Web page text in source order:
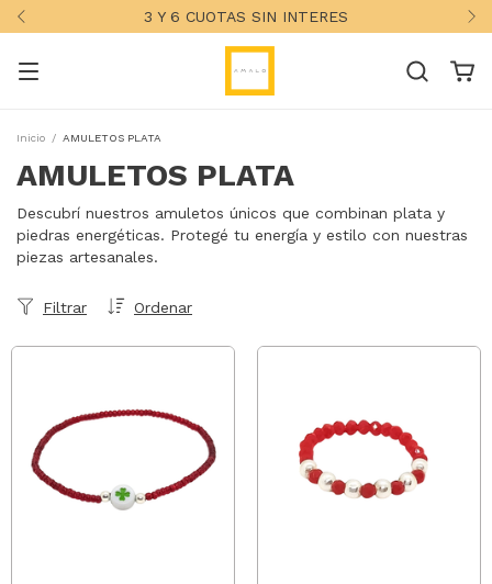
3 Y 6 CUOTAS SIN INTERES
Inicio / AMULETOS PLATA
AMULETOS PLATA
Descubrí nuestros amuletos únicos que combinan plata y
piedras energéticas. Protegé tu energía y estilo con nuestras
piezas artesanales.
Ordenar
Filtrar